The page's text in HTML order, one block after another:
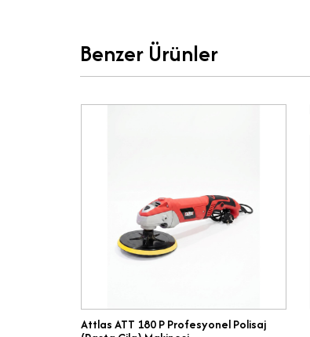
Benzer Ürünler
Attlas ATT 180 P Profesyonel Polisaj